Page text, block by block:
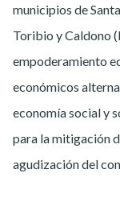
municipios de
Toribio y Caldono
empoderamiento
económicos
economía social y
para la mitigación
agudización del